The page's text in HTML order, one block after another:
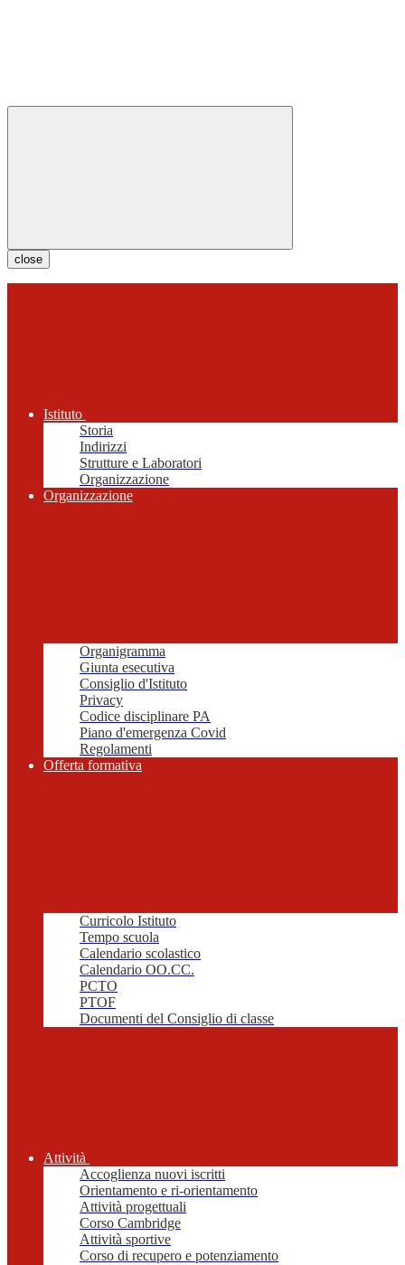
close
Istituto
Storia
Indirizzi
Strutture e Laboratori
Organizzazione
Organizzazione
Organigramma
Giunta esecutiva
Consiglio d'Istituto
Privacy
Codice disciplinare PA
Piano d'emergenza Covid
Regolamenti
Offerta formativa
Curricolo Istituto
Tempo scuola
Calendario scolastico
Calendario OO.CC.
PCTO
PTOF
Documenti del Consiglio di classe
Attività
Accoglienza nuovi iscritti
Orientamento e ri-orientamento
Attività progettuali
Corso Cambridge
Attività sportive
Corso di recupero e potenziamento